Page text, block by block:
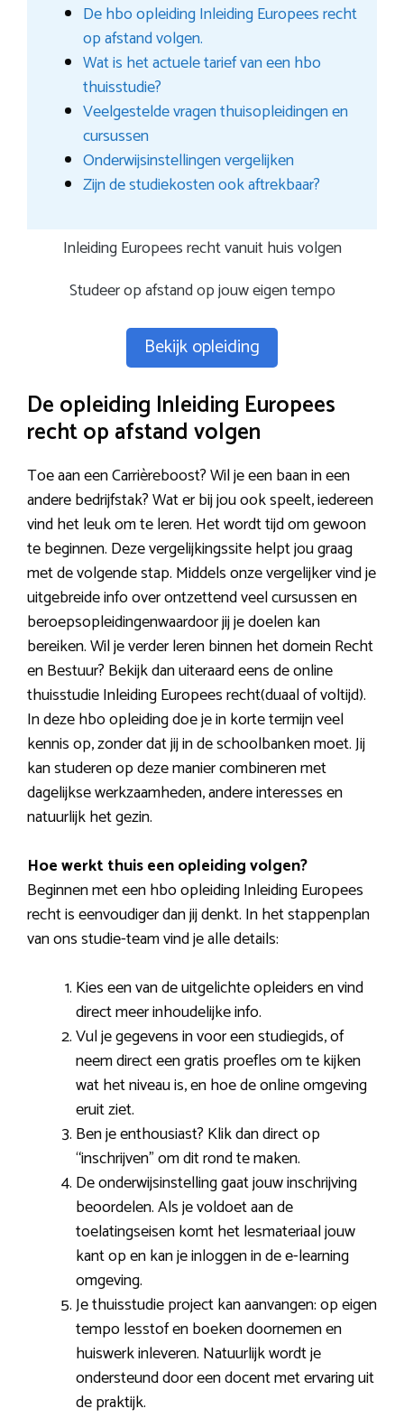
De hbo opleiding Inleiding Europees recht
op afstand volgen.
Wat is het actuele tarief van een hbo
thuisstudie?
Veelgestelde vragen thuisopleidingen en
cursussen
Onderwijsinstellingen vergelijken
Zijn de studiekosten ook aftrekbaar?
Inleiding Europees recht vanuit huis volgen
Studeer op afstand op jouw eigen tempo
Bekijk opleiding
De opleiding Inleiding Europees
recht op afstand volgen
Toe aan een Carrièreboost? Wil je een baan in een
andere bedrijfstak? Wat er bij jou ook speelt, iedereen
vind het leuk om te leren. Het wordt tijd om gewoon
te beginnen. Deze vergelijkingssite helpt jou graag
met de volgende stap. Middels onze vergelijker vind je
uitgebreide info over ontzettend veel cursussen en
beroepsopleidingenwaardoor jij je doelen kan
bereiken. Wil je verder leren binnen het domein Recht
en Bestuur? Bekijk dan uiteraard eens de online
thuisstudie Inleiding Europees recht(duaal of voltijd).
In deze hbo opleiding doe je in korte termijn veel
kennis op, zonder dat jij in de schoolbanken moet. Jij
kan studeren op deze manier combineren met
dagelijkse werkzaamheden, andere interesses en
natuurlijk het gezin.
Hoe werkt thuis een opleiding volgen?
Beginnen met een hbo opleiding Inleiding Europees
recht is eenvoudiger dan jij denkt. In het stappenplan
van ons studie-team vind je alle details:
Kies een van de uitgelichte opleiders en vind
direct meer inhoudelijke info.
Vul je gegevens in voor een studiegids, of
neem direct een gratis proefles om te kijken
wat het niveau is, en hoe de online omgeving
eruit ziet.
Ben je enthousiast? Klik dan direct op
“inschrijven” om dit rond te maken.
De onderwijsinstelling gaat jouw inschrijving
beoordelen. Als je voldoet aan de
toelatingseisen komt het lesmateriaal jouw
kant op en kan je inloggen in de e-learning
omgeving.
Je thuisstudie project kan aanvangen: op eigen
tempo lesstof en boeken doornemen en
huiswerk inleveren. Natuurlijk wordt je
ondersteund door een docent met ervaring uit
de praktijk.